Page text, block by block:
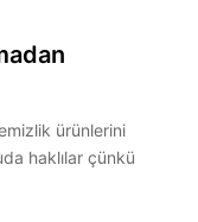
ürünlerini
haklılar çünkü